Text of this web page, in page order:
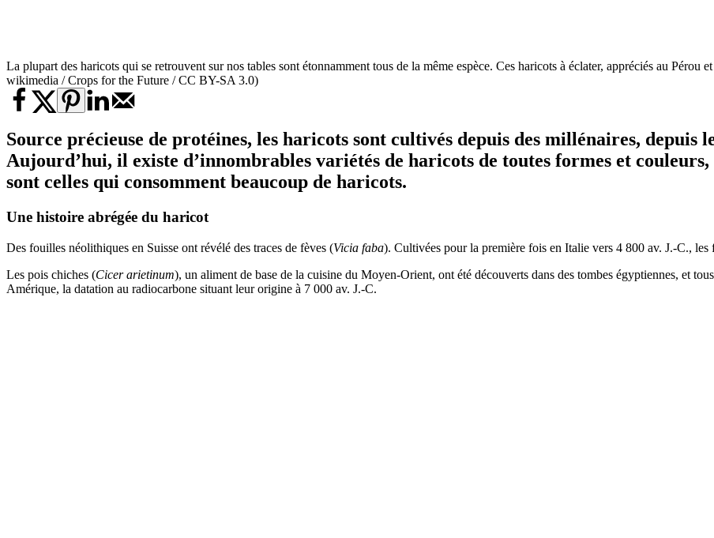
La plupart des haricots qui se retrouvent sur nos tables sont étonnamment tous de la même espèce. Ces haricots à éclater, appréciés au Pérou
wikimedia / Crops for the Future / CC BY-SA 3.0)
Source précieuse de protéines, les haricots sont cultivés depuis des millénaires,
Aujourd’hui, il existe d’innombrables variétés de haricots de toutes formes et
sont celles qui consomment beaucoup de haricots.
Une histoire abrégée du haricot
Des fouilles néolithiques en Suisse ont révélé des traces de fèves (Vicia faba). Cultivées pour la première fois en Italie vers 4 800 av. J.-C.,
Les pois chiches (Cicer arietinum), un aliment de base de la cuisine du Moyen-Orient, ont été découverts dans des tombes égyptiennes, et
Amérique, la datation au radiocarbone situant leur origine à 7 000 av. J.-C.